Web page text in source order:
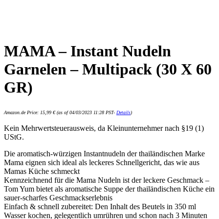
MAMA – Instant Nudeln
Garnelen – Multipack (30 X 60
GR)
Amazon.de Price: 15,99 €(as of 04/03/2023 11:28 PST- Details)
Kein Mehrwertsteuerausweis, da Kleinunternehmer nach §19 (1)
UStG.
Die aromatisch-würzigen Instantnudeln der thailändischen Marke
Mama eignen sich ideal als leckeres Schnellgericht, das wie aus
Mamas Küche schmeckt
Kennzeichnend für die Mama Nudeln ist der leckere Geschmack –
Tom Yum bietet als aromatische Suppe der thailändischen Küche ein
sauer-scharfes Geschmackserlebnis
Einfach & schnell zubereitet: Den Inhalt des Beutels in 350 ml
Wasser kochen, gelegentlich umrühren und schon nach 3 Minuten